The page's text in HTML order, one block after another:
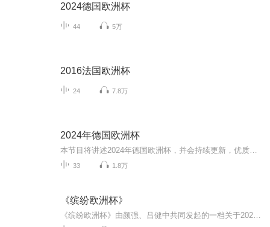
2024德国欧洲杯
44 5万
2016法国欧洲杯
24 7.8万
2024年德国欧洲杯
33 1.8万
《缤纷欧洲杯》